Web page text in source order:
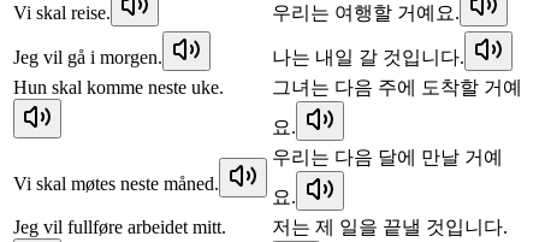
Vi skal reise. 우리는 여행할 거예요.
Jeg vil gå i morgen.
나는 내일 갈 것입니다.
Hun skal komme neste uke.
그녀는 다음 주에 도착할 거예
요.
Vi skal møtes neste måned.
우리는 다음 달에 만날 거예
요.
Jeg vil fullføre arbeidet mitt.
저는 제 일을 끝낼 것입니다.